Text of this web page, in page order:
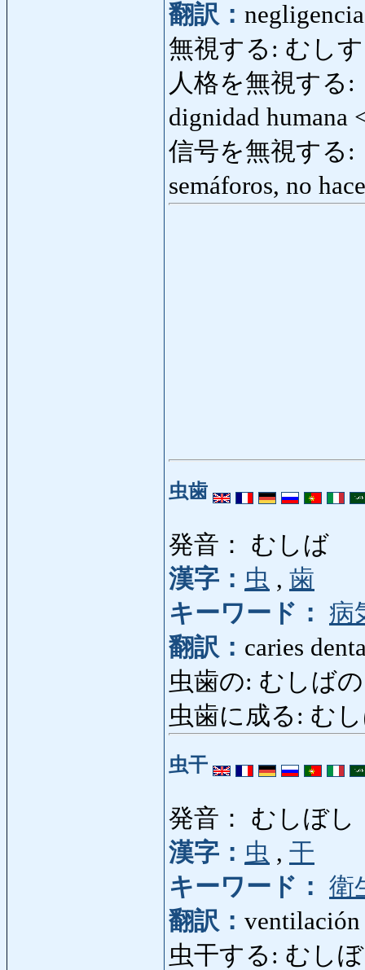
翻訳：
無視する: むしす
人格を無視する
dignidad humana
信号を無視する:
semáforos, no
虫歯
発音： むしば
漢字： 虫 , 歯
キーワード： 病
翻訳： caries
虫歯の: むしばの
虫歯に成る: む
虫干
発音： むしぼし
漢字： 虫 , 干
キーワード： 衛
翻訳： ventilación
虫干する: むし